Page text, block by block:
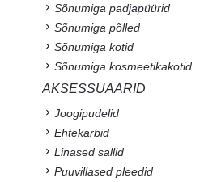
Sõnumiga padjapüürid
Sõnumiga põlled
Sõnumiga kotid
Sõnumiga kosmeetikakotid
AKSESSUAARID
Joogipudelid
Ehtekarbid
Linased sallid
Puuvillased pleedid